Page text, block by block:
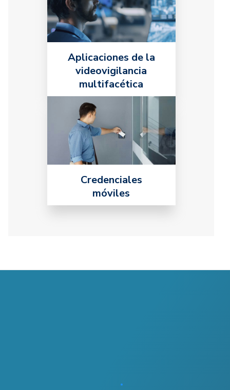
Aplicaciones de la
videovigilancia
multifacética
Credenciales
móviles